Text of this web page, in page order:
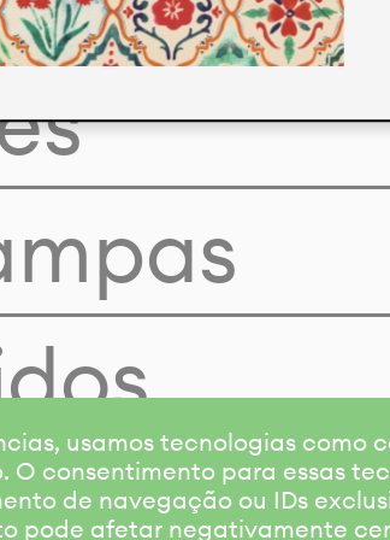
usamos tecnologias como
O consentimento para essas
de navegação ou IDs
pode afetar negativamente